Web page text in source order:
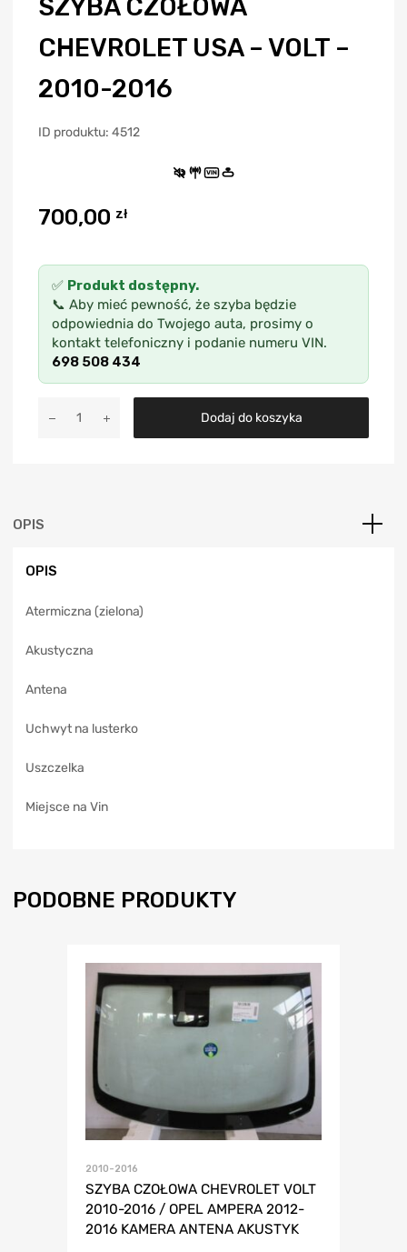
SZYBA CZOŁOWA
CHEVROLET USA – VOLT –
2010-2016
ID produktu: 4512
VIN
700,00 zł
✅ Produkt dostępny.
📞 Aby mieć pewność, że szyba będzie
odpowiednia do Twojego auta, prosimy o
kontakt telefoniczny i podanie numeru VIN.
698 508 434
Dodaj do koszyka
a
OPIS
OPIS
Atermiczna (zielona)
Akustyczna
Antena
Uchwyt na lusterko
Uszczelka
Miejsce na Vin
PODOBNE PRODUKTY
2010-2016
SZYBA CZOŁOWA CHEVROLET VOLT
2010-2016 / OPEL AMPERA 2012-
2016 KAMERA ANTENA AKUSTYK